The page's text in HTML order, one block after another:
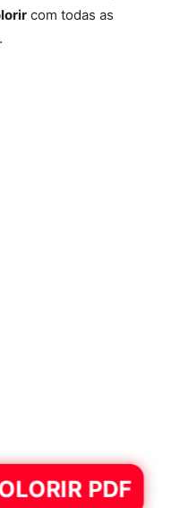
com todas as
PDF